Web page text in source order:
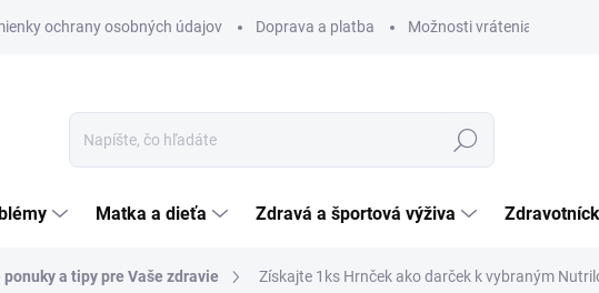
ochrany osobných údajov Doprava a platba Možnosti vrátenia tovaru
Hľadať
Matka a dieťa Zdravá a športová výživa
a tipy pre Vaše zdravie Získajte 1ks Hrnček ako darček k vybraným